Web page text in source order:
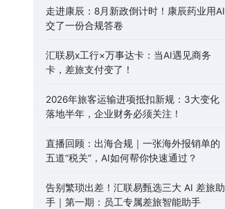
走进康辰：8月新政倒计时！康辰药业用AI
交了一份合规答卷
汇联易x工行×万事达卡：当AI遇见商务
卡，差旅支付变了！
2026年旅客运输进项抵扣新规：3大变化
落地半年，企业财务必须关注！
直播回顾：出海合规｜一张海外报销单的
五道“税关”，AI如何帮你快速通过？
告别繁琐出差！汇联易甄选三大 AI 差旅助
手｜第一期：员工专属差旅智能助手